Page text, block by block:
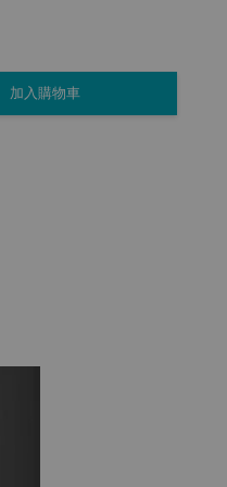
加入購物車